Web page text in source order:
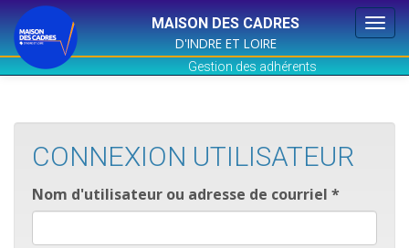
Aller
contenu
MAISON DES CADRES
D'INDRE ET LOIRE
Gestion des adhérents
CONNEXION UTILISATEUR
Nom d'utilisateur ou adresse de courriel *